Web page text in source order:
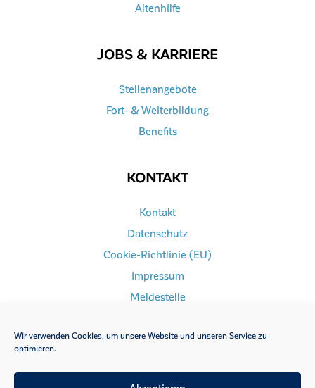
Wir verwenden Cookies, um unsere Website und unseren Service zu
optimieren.
Altenhilfe
JOBS & KARRIERE
Stellenangebote
Fort- & Weiterbildung
Benefits
KONTAKT
Kontakt
Datenschutz
Cookie-Richtlinie (EU)
Impressum
Meldestelle